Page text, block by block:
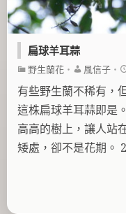
扁球羊耳蒜
野生蘭花 ・ 風信子 ・
有些野生蘭不稀有，
這株扁球羊耳蒜即是
高高的樹上，讓人站
矮處，卻不是花期。